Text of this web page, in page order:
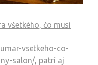
všetkého, čo musí
vsetkeho-co-
salon/ , patrí aj